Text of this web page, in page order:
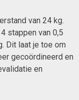
van 24 kg.
stappen van 0,5
Dit laat je toe om
gecoördineerd en
en